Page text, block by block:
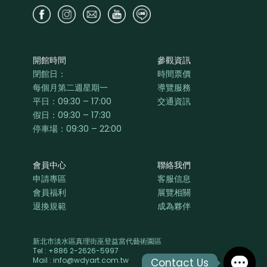
開館時間
閉館日：
每個月第二週星期一
平日： 09:30 – 17:00
假日：09:30 – 17:30
停車場：09:30 – 22:00
參觀資訊
時間票價
導覽服務
交通資訊
會員中心
申請專區
會員福利
退換規範
聯絡我們
客服信息
展覽相關
成為夥伴
新北市淡水區真理街巫登益當代藝術園區
Tel : +886 2-2626-5997
Mail : info@wdyart.com.tw
Contact Us